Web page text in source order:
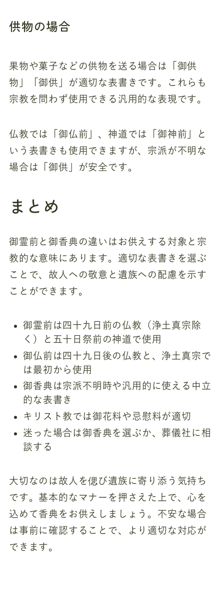
供物の場合
果物や菓子などの供物を送る場合は「御供
物」「御供」が適切な表書きです。これらも
宗教を問わず使用できる汎用的な表現です。
仏教では「御仏前」、神道では「御神前」と
いう表書きも使用できますが、宗派が不明な
場合は「御供」が安全です。
まとめ
御霊前と御香典の違いはお供えする対象と宗
教的な意味にあります。適切な表書きを選ぶ
ことで、故人への敬意と遺族への配慮を示す
ことができます。
御霊前は四十九日前の仏教（浄土真宗除
く）と五十日祭前の神道で使用
御仏前は四十九日後の仏教と、浄土真宗で
は最初から使用
御香典は宗派不明時や汎用的に使える中立
的な表書き
キリスト教では御花料や忌慰料が適切
迷った場合は御香典を選ぶか、葬儀社に相
談する
大切なのは故人を偲び遺族に寄り添う気持ち
です。基本的なマナーを押さえた上で、心を
込めて香典をお供えしましょう。不安な場合
は事前に確認することで、より適切な対応が
できます。